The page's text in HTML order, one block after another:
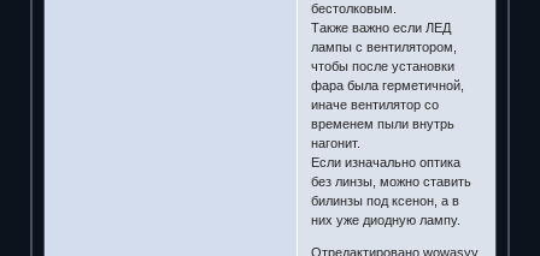
бестолковым.
Также важно если ЛЕД
лампы с вентилятором,
чтобы после установки
фара была герметичной,
иначе вентилятор со
временем пыли внутрь
нагонит.
Если изначально оптика
без линзы, можно ставить
билинзы под ксенон, а в
них уже диодную лампу.
Отредактировано wowasyy